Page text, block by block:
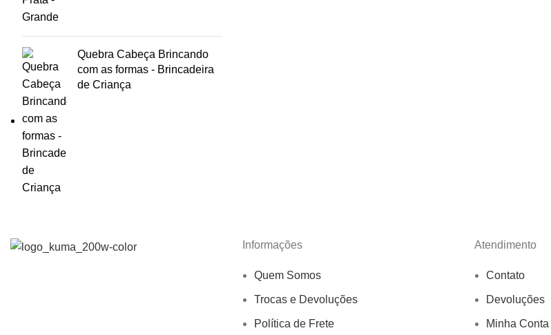
Quebra Cabeça Brincando
com as formas - Brincadeira
de Criança
Informações
Quem Somos
Trocas e Devoluções
Política de Frete
Atendimento
Contato
Devoluções
Minha Conta